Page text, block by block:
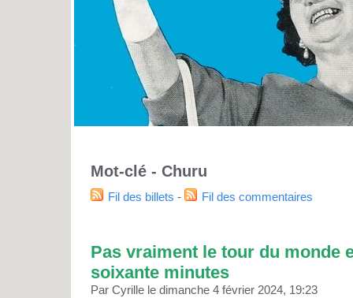
Mot-clé - Churu
Fil des billets - Fil des commentaires
Pas vraiment le tour du monde
soixante minutes
Par Cyrille le dimanche 4 février 2024, 19:23